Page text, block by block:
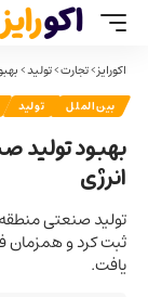
اکورایز>تجارت>تولید>
بین‌الملل تولید
بهبود تولید
انرژی
ثبت کرد و همزمان
یافت.